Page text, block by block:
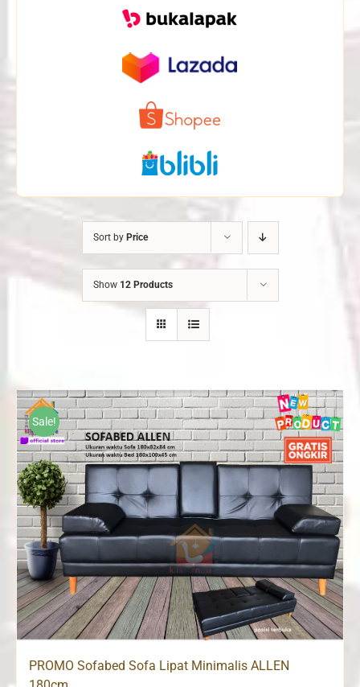
Sort by Price
Show 12 Products
Sale!
PROMO Sofabed Sofa Lipat Minimalis ALLEN